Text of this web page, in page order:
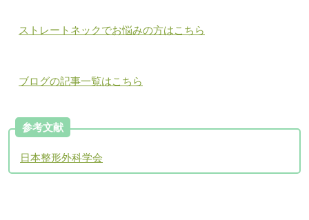
ストレートネックでお悩みの方はこちら
ブログの記事一覧はこちら
参考文献
日本整形外科学会